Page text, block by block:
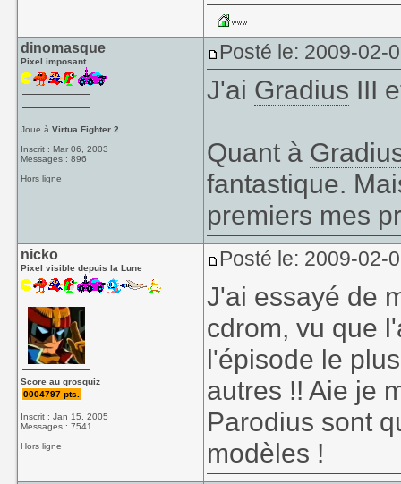
dinomasque
Pixel imposant
Joue àVirtua Fighter 2
Inscrit : Mar 06, 2003
Messages : 896
Hors ligne
Posté le: 2009-02-
J'ai Gradius III
Quant à
fantastique.
premiers mes
nicko
Pixel visible depuis la Lune
Score au grosquiz
0004797 pts.
Inscrit : Jan 15, 2005
Messages : 7541
Hors ligne
Posté le: 2009-02-
J'ai essayé de
cdrom, vu que
l'épisode le
autres !! Aie je
Parodius sont
modèles !